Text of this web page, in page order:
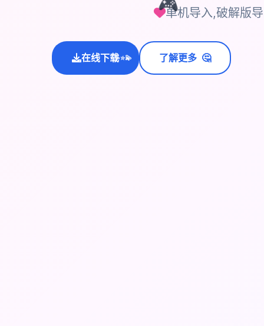
🎮
单机导入,破解版
在线下载
✨⭐
💫 了解更多 🤔